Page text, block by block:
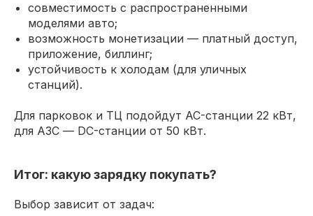
совместимость с распространенными
моделями авто;
возможность монетизации — платный доступ,
приложение, биллинг;
устойчивость к холодам (для уличных
станций).
Для парковок и ТЦ подойдут AC-станции 22 кВт,
для АЗС — DC-станции от 50 кВт.
Итог: какую зарядку покупать?
Выбор зависит от задач: